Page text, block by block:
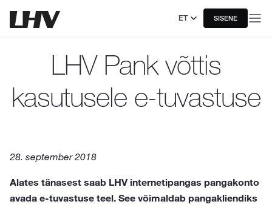
ET SISENE
LHV Pank võttis
kasutusele e-tuvastuse
28. september 2018
Alates tänasest saab LHV internetipangas pangakonto
avada e-tuvastuse teel. See võimaldab pangakliendiks